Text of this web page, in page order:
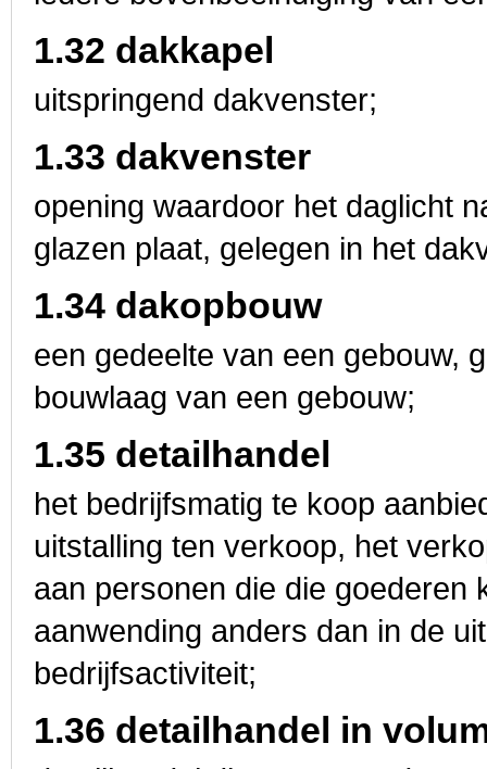
1.32 dakkapel
uitspringend dakvenster;
1.33 dakvenster
opening waardoor het daglicht
glazen plaat, gelegen in het
1.34 dakopbouw
een gedeelte van een gebouw,
bouwlaag van een gebouw;
1.35 detailhandel
het bedrijfsmatig te koop
uitstalling ten verkoop, het
aan personen die die goederen
aanwending anders dan in de
bedrijfsactiviteit;
1.36 detailhandel in